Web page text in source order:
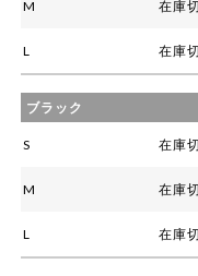
M 在庫
L 在庫
ブラック
S 在庫
M 在庫
L 在庫